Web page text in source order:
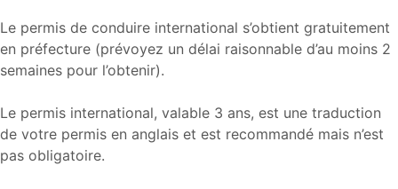
Le permis de conduire international s’obtient gratuitement
en préfecture (prévoyez un délai raisonnable d’au moins 2
semaines pour l’obtenir).
Le permis international, valable 3 ans, est une traduction
de votre permis en anglais et est recommandé mais n’est
pas obligatoire.